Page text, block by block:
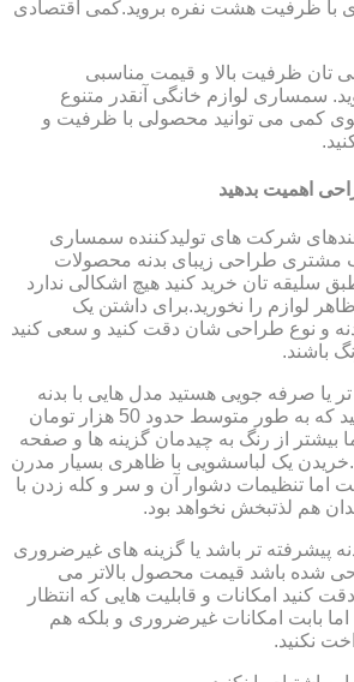
با ظرفیت هشت نفره بروید.کمی اقتصادی
تان ظرفیت بالا و قیمت مناسبی
سمساری لوازم خانگی آنقدر متنوع
کمی می توانید محصولی با ظرفیت و
اهمیت بدهید
شرکت های تولیدکننده سمساری
مشتری طراحی زیبای بدنه محصولات
سلیقه تان خرید کنید هیچ اشکالی ندارد
لوازم را نخورید.برای داشتن یک
بدنه و نوع طراحی شان دقت کنید و سعی کنید
باشند.
تر یا صرفه جویی هستید مدل هایی با بدنه
سفید رنگ را انتخاب کنید که به طور متوسط حدود 50 هزار تومان
بیشتر از رنگ به چیدمان گزینه ها و صفحه
یک لباسشویی با ظاهری بسیار مدرن
تنظیمات دشوار آن و سر و کله زدن با
هم لذتبخش نخواهد بود.
پیشرفته تر باشد یا گزینه های غیرضروری
شده باشد قیمت محصول بالاتر می
کنید امکانات و قابلیت هایی که انتظار
اما بابت امکانات غیرضروری و بلکه هم
نکنید.